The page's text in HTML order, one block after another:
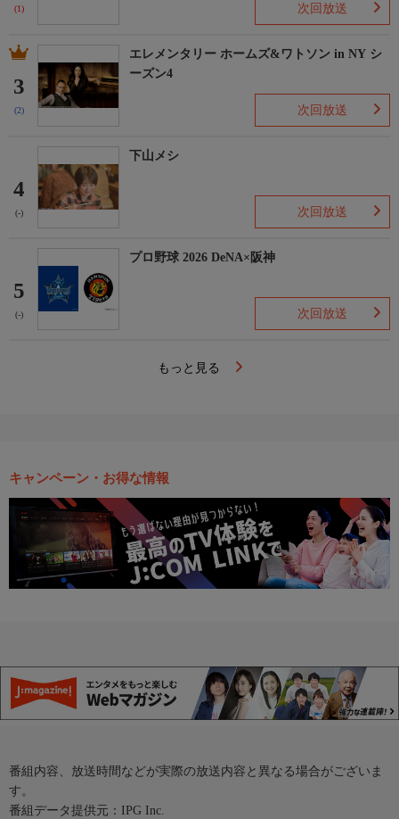
(1) 次回放送
3
(2)
エレメンタリー ホームズ&ワトソン in NY シ
ーズン4
次回放送
4
(-)
下山メシ
次回放送
5
(-)
プロ野球 2026 DeNA×阪神
次回放送
もっと見る
キャンペーン・お得な情報
番組内容、放送時間などが実際の放送内容と異なる場合がございま
す。
番組データ提供元：IPG Inc.